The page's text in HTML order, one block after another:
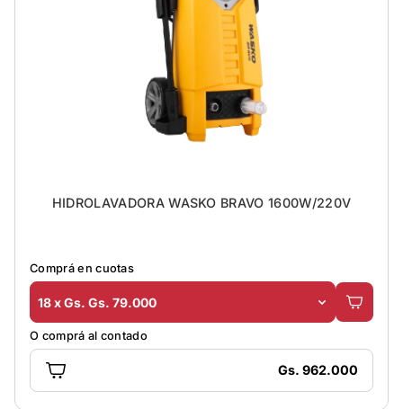
HIDROLAVADORA WASKO BRAVO 1600W/220V
Comprá en cuotas
18 x Gs. Gs. 79.000
O comprá al contado
Gs. 962.000